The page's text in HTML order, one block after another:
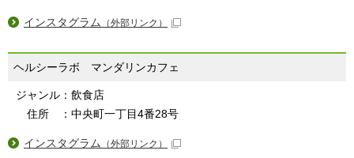
インスタグラム （外部リンク）
ヘルシーラボ マンダリンカフェ
ジャンル：飲食店
住所 ：中央町一丁目4番28号
インスタグラム （外部リンク）